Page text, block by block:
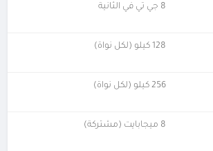
8 جي تي في الثانية
128 كيلو (لكل نواة)
256 كيلو (لكل نواة)
8 ميجابايت (مشتركة)